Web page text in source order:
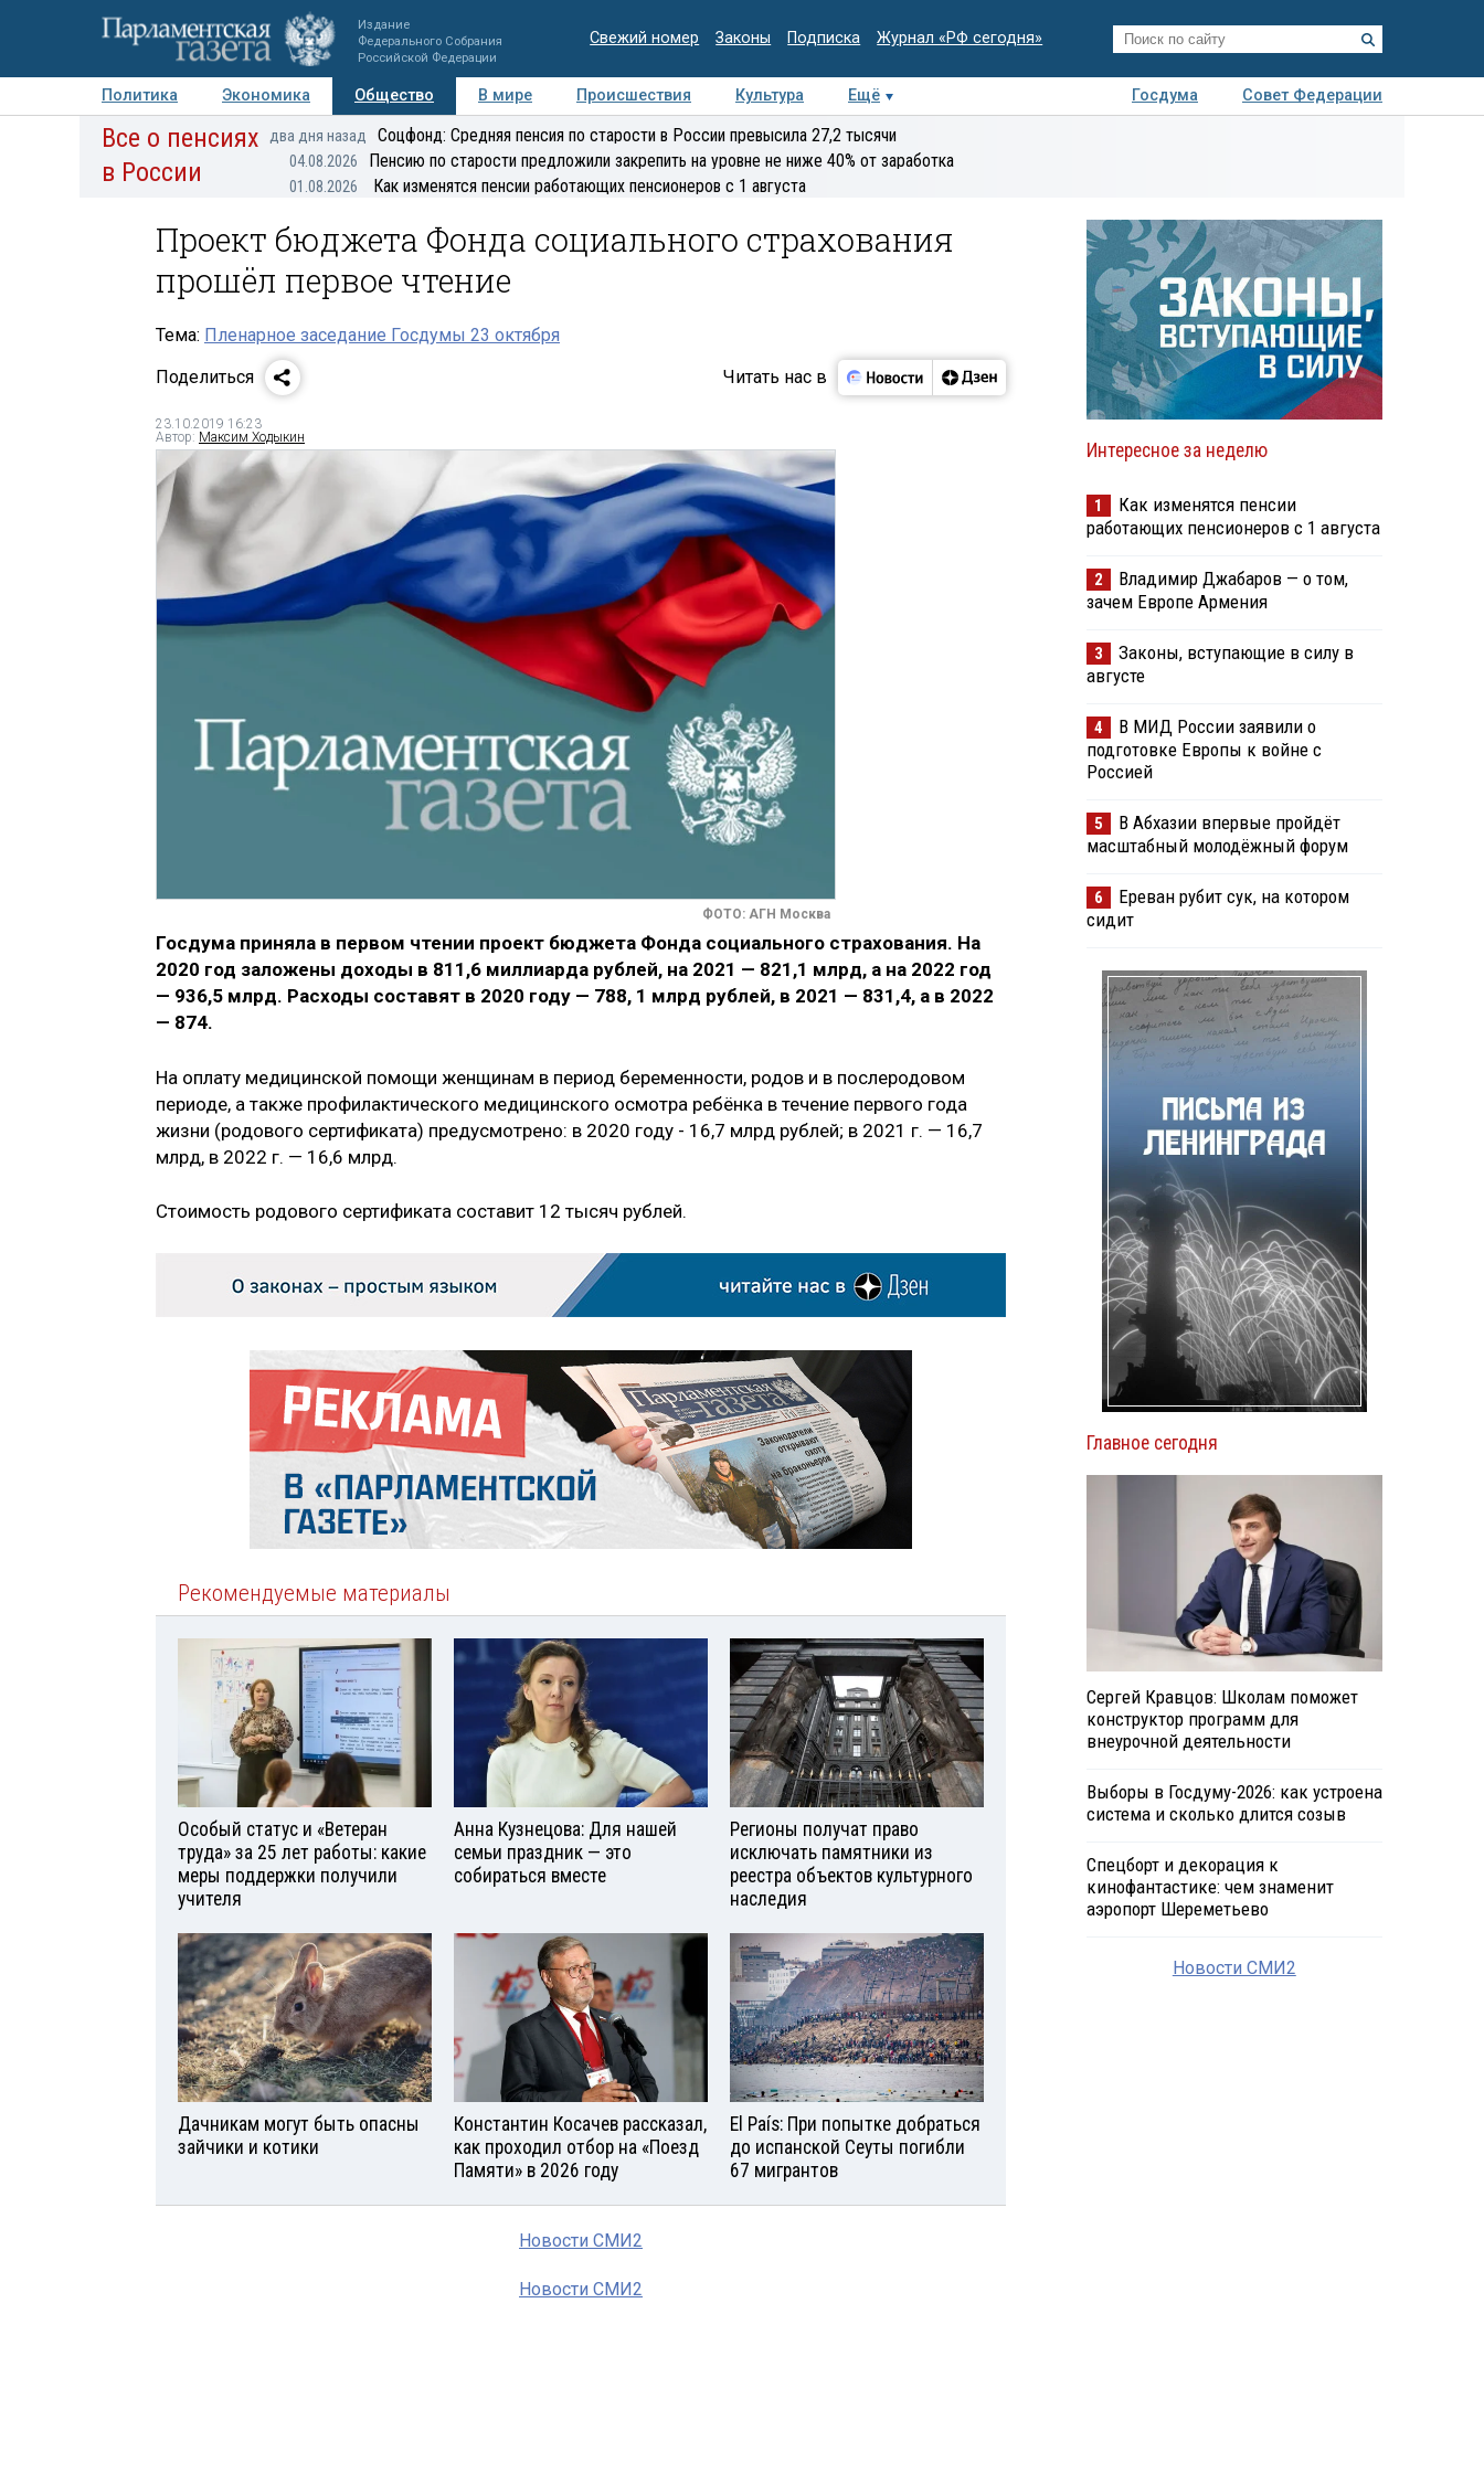
Издание
Федерального Собрания
Российской Федерации
Свежий номер Законы Подписка Журнал «РФ сегодня»
Политика Экономика Общество В мире Происшествия Культура Ещё Госдума
Совет Федерации
Авторы Персоны Мнения Регионы Медиацентр Интервью Колумнисты
Все о пенсиях
в России
два дня назад Соцфонд: Средняя пенсия по старости в России превысила 27,2 тысячи
04.08.2026 Пенсию по старости предложили закрепить на уровне не ниже 40% от заработка
01.08.2026 Как изменятся пенсии работающих пенсионеров с 1 августа
Проект бюджета Фонда социального страхования
прошёл первое чтение
Тема: Пленарное заседание Госдумы 23 октября
Поделиться
Читать нас в
23.10.2019 16:23
Автор: Максим Ходыкин
ФОТО: АГН Москва
Госдума приняла в первом чтении проект бюджета Фонда социального страхования. На
2020 год заложены доходы в 811,6 миллиарда рублей, на 2021 — 821,1 млрд, а на 2022 год
— 936,5 млрд. Расходы составят в 2020 году — 788, 1 млрд рублей, в 2021 — 831,4, а в 2022
— 874.
На оплату медицинской помощи женщинам в период беременности, родов и в послеродовом
периоде, а также профилактического медицинского осмотра ребёнка в течение первого года
жизни (родового сертификата) предусмотрено: в 2020 году - 16,7 млрд рублей; в 2021 г. — 16,7
млрд, в 2022 г. — 16,6 млрд.
Стоимость родового сертификата составит 12 тысяч рублей.
Рекомендуемые материалы
Особый статус и «Ветеран
труда» за 25 лет работы: какие
меры поддержки получили
учителя
Анна Кузнецова: Для нашей
семьи праздник — это
собираться вместе
Регионы получат право
исключать памятники из
реестра объектов культурного
наследия
Дачникам могут быть опасны
зайчики и котики
Константин Косачев рассказал,
как проходил отбор на «Поезд
Памяти» в 2026 году
El País: При попытке добраться
до испанской Сеуты погибли
67 мигрантов
Новости СМИ2
Новости СМИ2
Интересное за неделю
1
Как изменятся пенсии
работающих пенсионеров с 1 августа
2
Владимир Джабаров — о том,
зачем Европе Армения
3
Законы, вступающие в силу в
августе
4
В МИД России заявили о
подготовке Европы к войне с
Россией
5
В Абхазии впервые пройдёт
масштабный молодёжный форум
6
Ереван рубит сук, на котором
сидит
Главное сегодня
Сергей Кравцов: Школам поможет
конструктор программ для
внеурочной деятельности
Выборы в Госдуму-2026: как устроена
система и сколько длится созыв
Спецборт и декорация к
кинофантастике: чем знаменит
аэропорт Шереметьево
Новости СМИ2